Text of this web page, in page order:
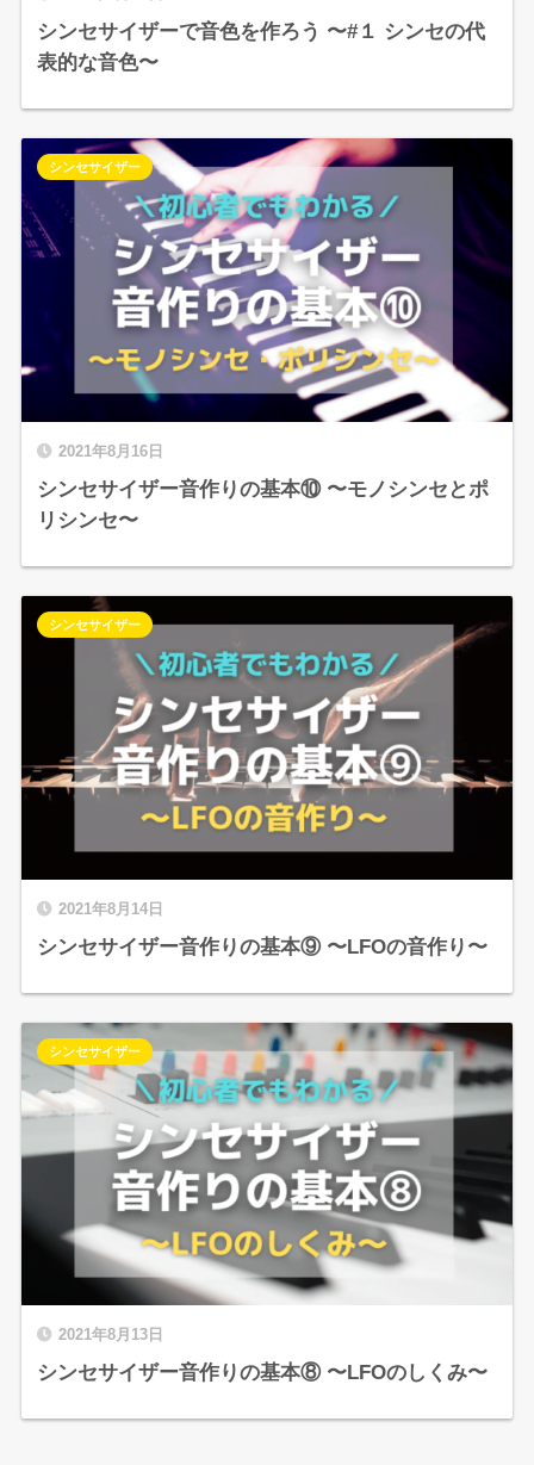
シンセサイザーで音色を作ろう 〜#１ シンセの代
表的な音色〜
2021年8月16日
シンセサイザー音作りの基本⑩ 〜モノシンセとポ
リシンセ〜
シンセサイザー
2021年8月14日
シンセサイザー音作りの基本⑨ 〜LFOの音作り〜
シンセサイザー
2021年8月13日
シンセサイザー音作りの基本⑧ 〜LFOのしくみ〜
シンセサイザー